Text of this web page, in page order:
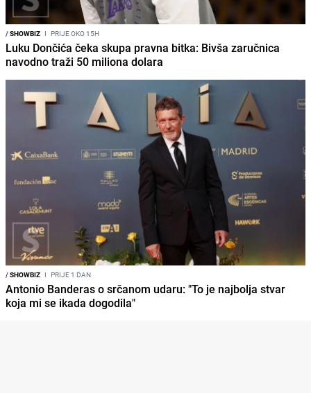
/SHOWBIZ I PRIJE OKO 15H
Luku Dončića čeka skupa pravna bitka: Bivša zaručnica
navodno traži 50 miliona dolara
/SHOWBIZ I PRIJE 1 DAN
Antonio Banderas o srčanom udaru: "To je najbolja stvar
koja mi se ikada dogodila"